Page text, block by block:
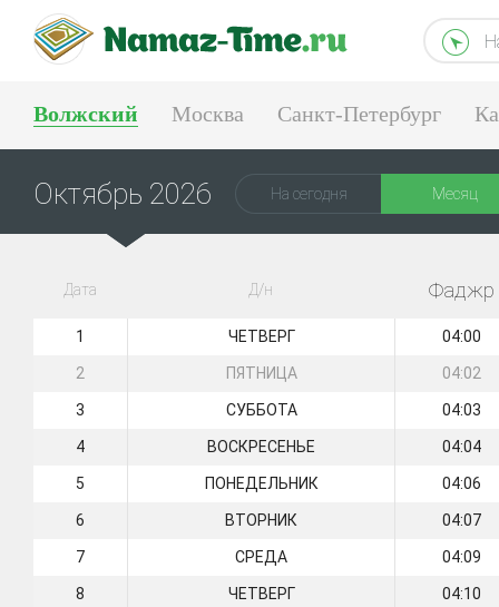
Волжский Москва Санкт-Петербург
Октябрь 2026 На сегодня Месяц
Дата Д/н Фаджр
1 ЧЕТВЕРГ 04:00
2 ПЯТНИЦА 04:02
3 СУББОТА 04:03
4 ВОСКРЕСЕНЬЕ 04:04
5 ПОНЕДЕЛЬНИК 04:06
6 ВТОРНИК 04:07
7 СРЕДА 04:09
8 ЧЕТВЕРГ 04:10